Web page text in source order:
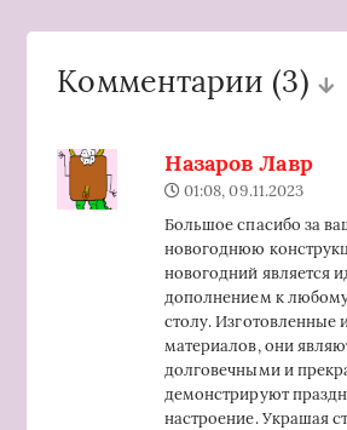
Комментарии (3)
Назаров Лавр
01:08, 09.11.2023
Большое спасибо за
новогоднюю
новогодний является
дополнением к
столу. Изготовленные
материалов, они
долговечными и
демонстрируют
настроение. Украшая